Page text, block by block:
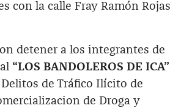
con la calle Fray Ramón Rojas
detener a los integrantes de
“LOS BANDOLEROS DE ICA”
de Tráfico Ilícito de
de Droga y